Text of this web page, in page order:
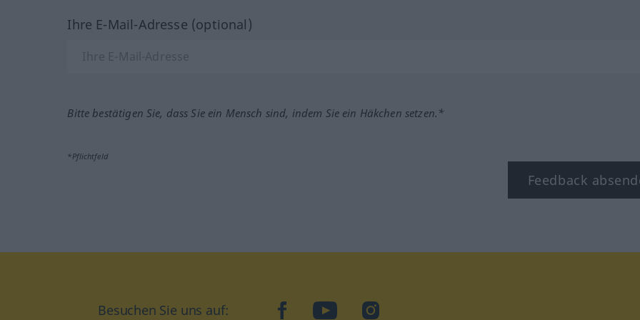
Ihre E-Mail-Adresse (optional)
Bitte bestätigen Sie, dass Sie ein Mensch sind, indem Sie ein Häkchen setzen.*
*Pflichtfeld
Feedback
Besuchen Sie uns auf: facebookYouTubeInstagram